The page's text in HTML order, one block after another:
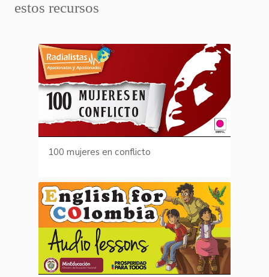
estos recursos
100 mujeres en conflicto